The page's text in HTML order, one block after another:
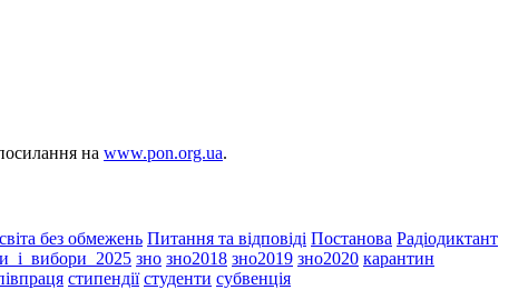
на www.pon.org.ua.
без обмежень Питання та відповіді Постанова Радіодиктант
зно зно2018 зно2019 зно2020 карантин
стипендії студенти субвенція